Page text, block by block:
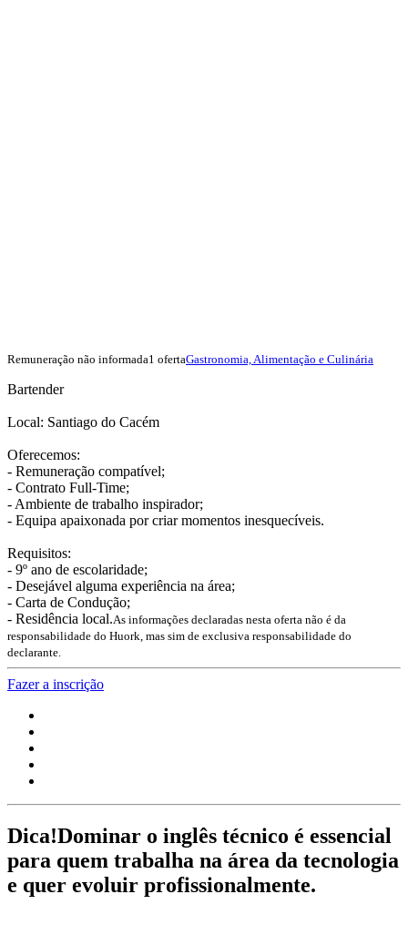
Remuneração não informada1 ofertaGastronomia, Alimentação e Culinária
Bartender
Local: Santiago do Cacém
Oferecemos:
- Remuneração compatível;
- Contrato Full-Time;
- Ambiente de trabalho inspirador;
- Equipa apaixonada por criar momentos inesquecíveis.
Requisitos:
- 9º ano de escolaridade;
- Desejável alguma experiência na área;
- Carta de Condução;
- Residência local.As informações declaradas nesta oferta não é da
responsabilidade do Huork, mas sim de exclusiva responsabilidade do
declarante.
Fazer a inscrição
Dica!Dominar o inglês técnico é essencial
para quem trabalha na área da tecnologia
e quer evoluir profissionalmente.